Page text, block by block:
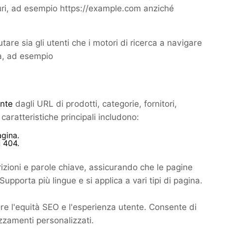
ad esempio https://example.com anziché
sia gli utenti che i motori di ricerca a navigare
ad esempio
dagli URL di prodotti, categorie, fornitori,
principali includono:
404.
e parole chiave, assicurando che le pagine
più lingue e si applica a vari tipi di pagina.
l'equità SEO e l'esperienza utente. Consente di
personalizzati.